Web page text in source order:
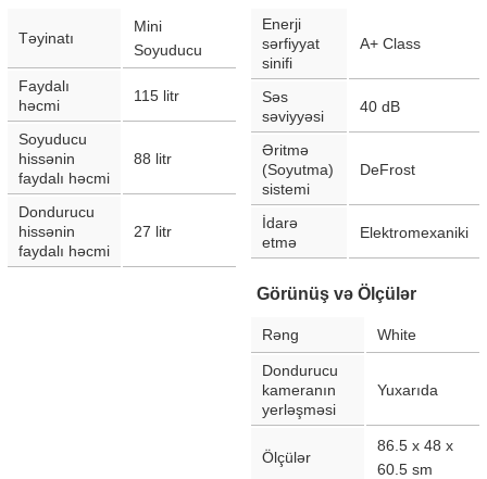
Təyinatı
Mini
Soyuducu
Faydalı
həcmi
115 litr
Soyuducu
hissənin
faydalı həcmi
88 litr
Dondurucu
hissənin
faydalı həcmi
27 litr
Enerji
sərfiyyat
sinifi
A+ Class
Səs
səviyyəsi
40 dB
Əritmə
(Soyutma)
sistemi
DeFrost
İdarə
etmə
Elektromexaniki
Görünüş və Ölçülər
Rəng White
Dondurucu
kameranın
yerləşməsi
Yuxarıda
Ölçülər
86.5 x 48 x
60.5 sm